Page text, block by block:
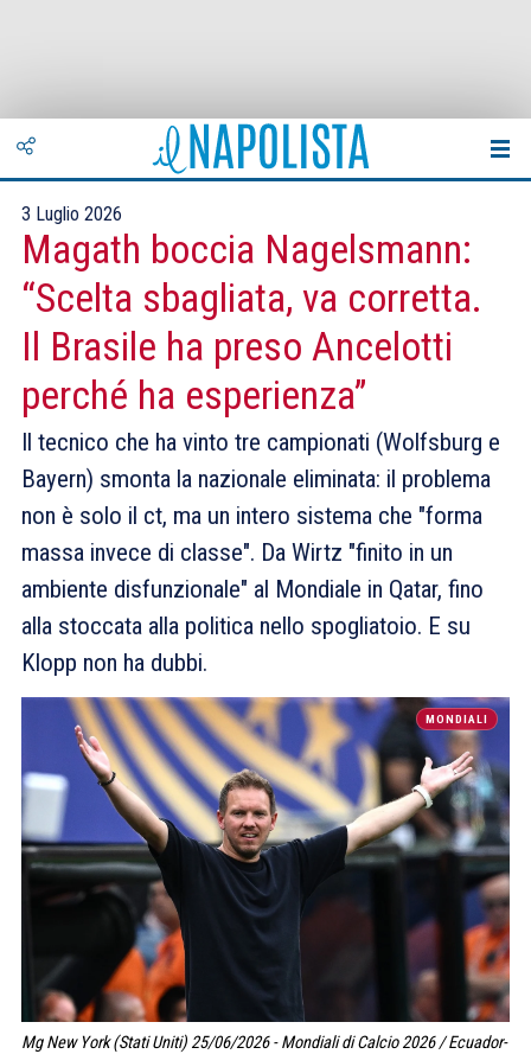
3 Luglio 2026
Magath boccia Nagelsmann:
“Scelta sbagliata, va corretta.
Il Brasile ha preso Ancelotti
perché ha esperienza”
Il tecnico che ha vinto tre campionati (Wolfsburg e
Bayern) smonta la nazionale eliminata: il problema
non è solo il ct, ma un intero sistema che "forma
massa invece di classe". Da Wirtz "finito in un
ambiente disfunzionale" al Mondiale in Qatar, fino
alla stoccata alla politica nello spogliatoio. E su
Klopp non ha dubbi.
MONDIALI
Mg New York (Stati Uniti) 25/06/2026 - Mondiali di Calcio 2026 / Ecuador-